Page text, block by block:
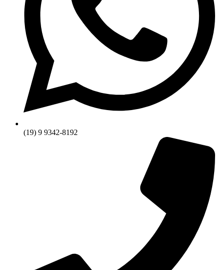
(19) 9 9342-8192